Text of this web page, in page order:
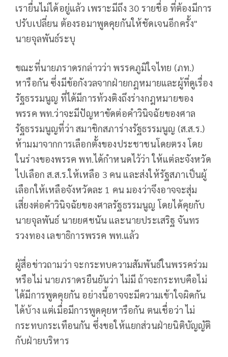
เรายื่นไม่ได้อยู่แล้ว เพราะมีถึง 30 รายชื่อ ที่ต้องมีการ
ปรับเปลี่ยน ต้องรอมาพูดคุยกันให้ชัดเจนอีกครั้ง"
นายจุลพันธ์ระบุ
ขณะที่นายภราดรกล่าวว่า พรรคภูมิใจไทย (ภท.)
หารือกัน ซึ่งมีข้อกังวลจากฝ่ายกฎหมายและผู้ที่ดูเรื่อง
รัฐธรรมนูญ ที่ได้มีการท้วงติงถึงร่างกฎหมายของ
พรรค พท.ว่าจะมีปัญหาขัดต่อคำวินิจฉัยของศาล
รัฐธรรมนูญที่ว่า สมาชิกสภาร่างรัฐธรรมนูญ (ส.ส.ร.)
ห้ามมาจากการเลือกตั้งของประชาชนโดยตรง โดย
ในร่างของพรรค พท.ได้กำหนดไว้ว่า ให้แต่ละจังหวัด
ไปเลือก ส.ส.ร.ให้เหลือ 3 คน และส่งให้รัฐสภาเป็นผู้
เลือกให้เหลือจังหวัดละ 1 คน มองว่าจึงอาจจะสุ่ม
เสี่ยงต่อคำวินิจฉัยของศาลรัฐธรรมนูญ โดยได้คุยกับ
นายจุลพันธ์ นายยศชนัน และนายประเสริฐ จันทร
รวงทอง เลขาธิการพรรค พท.แล้ว
ผู้สื่อข่าวถามว่า จะกระทบความสัมพันธ์ในพรรคร่วม
หรือไม่ นายภราดรยืนยันว่า ไม่มี ถ้าจะกระทบคือไม่
ได้มีการพูดคุยกัน อย่างนี้อาจจะมีความเข้าใจผิดกัน
ได้บ้าง แต่เมื่อมีการพูดคุยหารือกัน ตนเชื่อว่า ไม่
กระทบกระเทือนกัน ซึ่งขอให้แยกส่วนฝ่ายนิติบัญญัติ
กับฝ่ายบริหาร